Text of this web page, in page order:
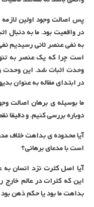
پس اصالت وجود اولین
در واقعیت بود. ما به دنبال
به نفی عنصر ثانی رسیدیم
است چرا که یک عنصر به
وحدت اثبات شد. این وحدت را
در ابتدای مقاله به عنوان
ما بوسیله ی برهان اصالت
دوباره بررسی کنیم. و دقیقا
آیا محدوده ی بداهت خلاف
است با مدعای برهانی؟
آیا اصل کثرت نزد انسان به
این که کثرات در عالم
بداهت ما بود یا حکم ذهن